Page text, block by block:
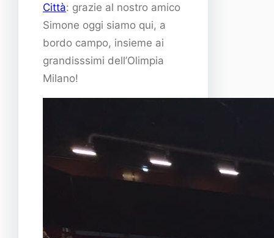
Città: grazie al nostro amico
Simone oggi siamo qui, a
bordo campo, insieme ai
grandisssimi dell’Olimpia
Milano!